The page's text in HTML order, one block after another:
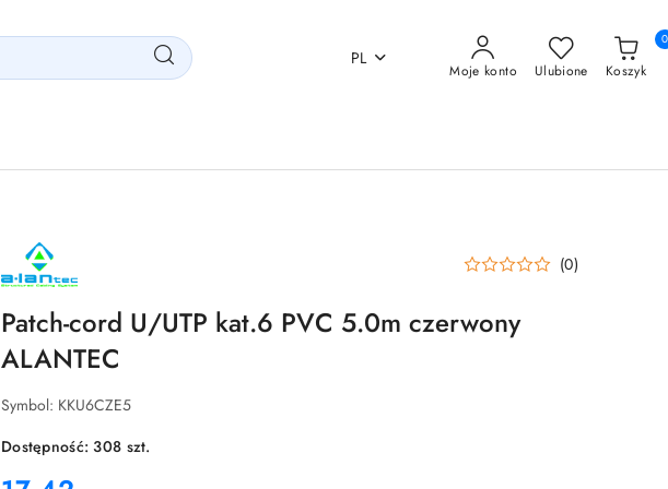
PL
Moje konto Ulubione Koszyk
0
NAZWA
PRODUCENTA:
ALANTEC
(0)
Patch-cord U/UTP kat.6 PVC 5.0m czerwony
ALANTEC
Symbol: KKU6CZE5
Dostępność:308 szt.